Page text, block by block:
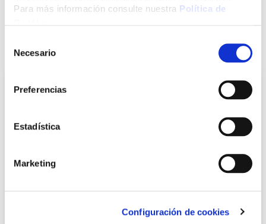
Para más información consulte nuestra Política de
Necesario
Preferencias
Estadística
Marketing
Configuración de cookies
También te puede interesar
Buzon exterior acero flysch blanco 27,5 x 36,5 x 10 cm
arregui